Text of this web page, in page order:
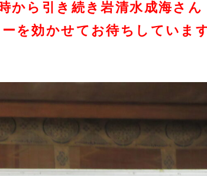
から引き続き岩清水成海さん
を効かせてお待ちしていま